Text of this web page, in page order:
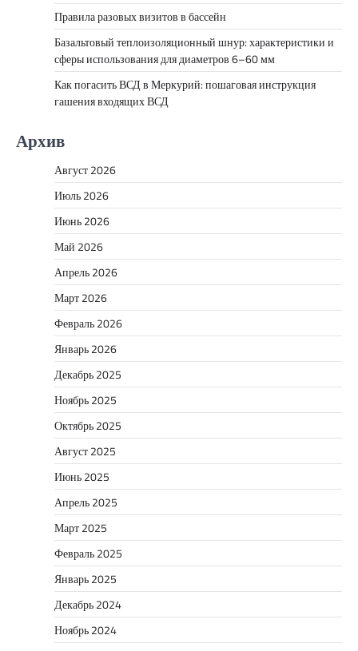
Правила разовых визитов в бассейн
Базальтовый теплоизоляционный шнур: характеристики и
сферы использования для диаметров 6–60 мм
Как погасить ВСД в Меркурий: пошаговая инструкция
гашения входящих ВСД
Архив
Август 2026
Июль 2026
Июнь 2026
Май 2026
Апрель 2026
Март 2026
Февраль 2026
Январь 2026
Декабрь 2025
Ноябрь 2025
Октябрь 2025
Август 2025
Июнь 2025
Апрель 2025
Март 2025
Февраль 2025
Январь 2025
Декабрь 2024
Ноябрь 2024